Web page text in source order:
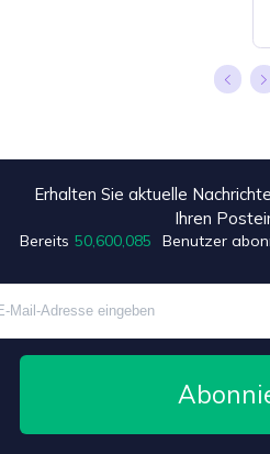
Erhalten Sie aktuelle
Ihren
Bereits 50,600,088 Benutzer